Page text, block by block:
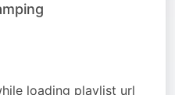
loading playlist url